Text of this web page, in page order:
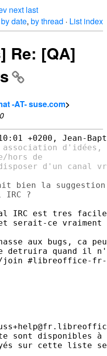
next last
by date, by thread · List index
Re: [QA]
-AT- suse.com>
association
hors de
bien la
IRC est tres
serait-ce vraiment
aux bugs, ca
detruira quand il
#libreoffice-fr-
sont disponibles à
sur cette liste